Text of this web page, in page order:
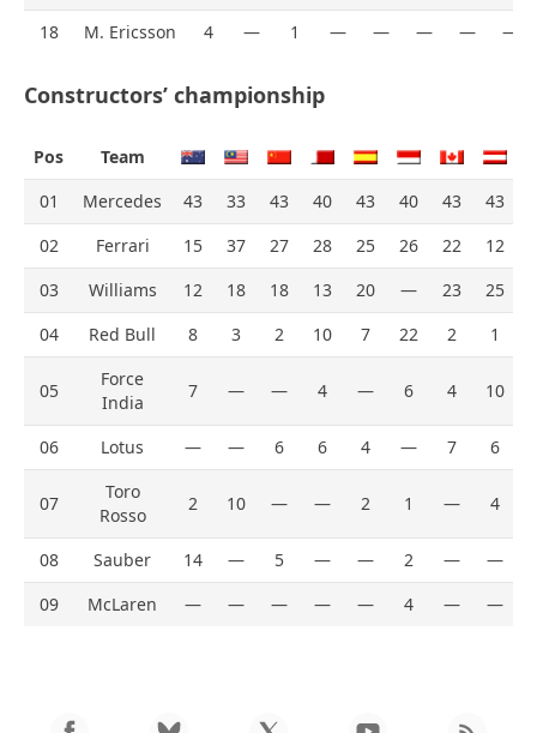
18
M. Ericsson 4 — 1 — — — — —
Constructors’ championship
Pos
Team
01
Mercedes 43 33 43 40 43 40 43 43
02
Ferrari 15 37 27 28 25 26 22 12
03
Williams 12 18 18 13 20 — 23 25
04
Red Bull 8 3 2 10 7 22 2 1
05
Force
India
7 — — 4 — 6 4 10
06 Lotus — — 6 6 4 — 7 6
07
Toro
Rosso
2 10 — — 2 1 — 4
08 Sauber 14 — 5 — — 2 — —
09
McLaren — — — — — 4 — —